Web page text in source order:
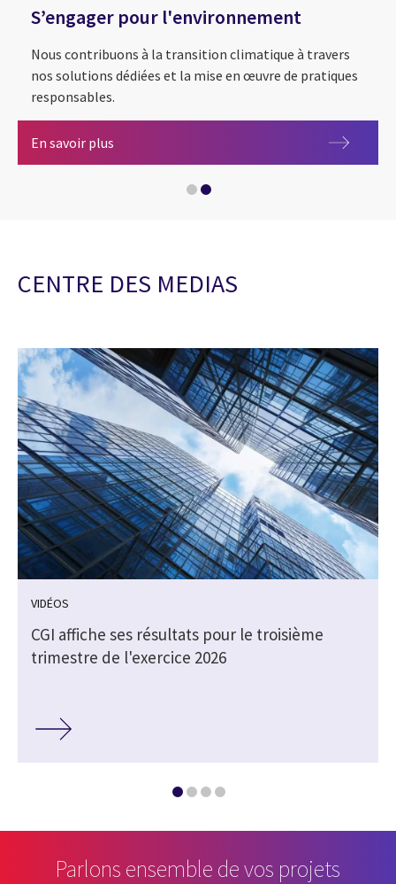
S’engager pour l'environnement
Nous contribuons à la transition climatique à travers
nos solutions dédiées et la mise en œuvre de pratiques
responsables.
En savoir plus
CENTRE DES MEDIAS
VIDÉOS
CGI affiche ses résultats pour le troisième
trimestre de l'exercice 2026
Parlons ensemble de vos projets